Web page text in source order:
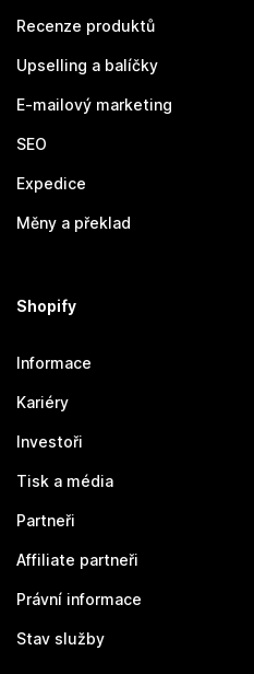
Recenze produktů
Upselling a balíčky
E-mailový marketing
SEO
Expedice
Měny a překlad
Shopify
Informace
Kariéry
Investoři
Tisk a média
Partneři
Affiliate partneři
Právní informace
Stav služby